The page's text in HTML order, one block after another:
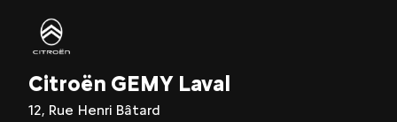
Citroën GEMY Laval
12, Rue Henri Bâtard